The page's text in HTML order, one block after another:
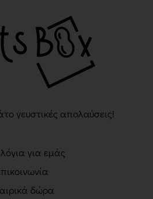
γευστικές απολαύσεις!
για εμάς
δώρα